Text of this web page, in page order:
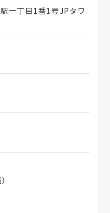
一丁目1番1号JPタワ